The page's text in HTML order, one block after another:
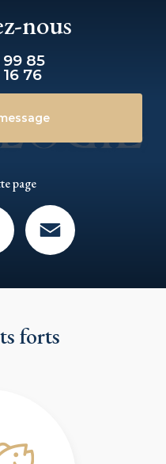
nous
85
76
page
forts